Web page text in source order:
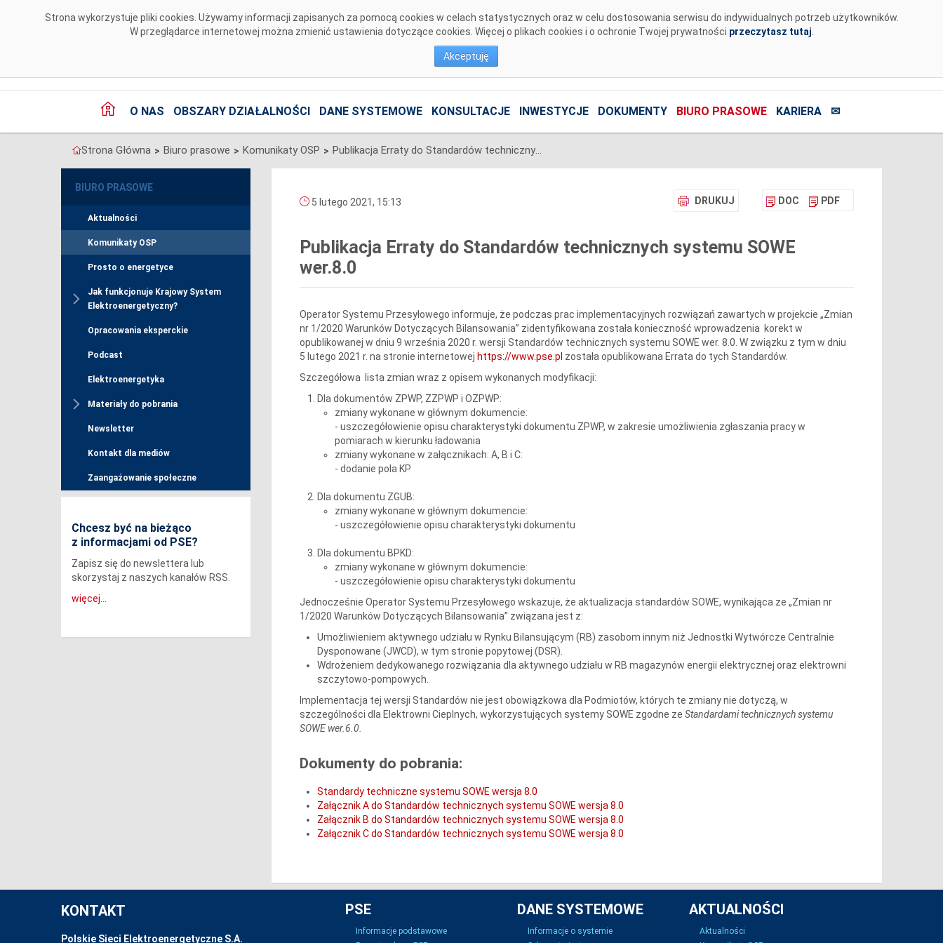
Strona wykorzystuje pliki cookies. Używamy informacji zapisanych za pomocą cookies w celach statystycznych oraz w celu dostosowania serwisu do indywidualnych potrzeb użytkowników.
W przeglądarce internetowej można zmienić ustawienia dotyczące cookies. Więcej o plikach cookies i o ochronie Twojej prywatności przeczytasz tutaj
Akceptuję
O NAS OBSZARY DZIAŁALNOŚCI DANE SYSTEMOWE KONSULTACJE INWESTYCJE DOKUMENTY BIURO PRASOWE KARIERA ✉
Strona Główna > Biuro prasowe > Komunikaty OSP > Publikacja Erraty do Standardów technicznych systemu SOWE wer.8.0
BIURO PRASOWE
Aktualności
Komunikaty OSP
Prosto o energetyce
Jak funkcjonuje Krajowy System
Elektroenergetyczny?
Opracowania eksperckie
Podcast
Elektroenergetyka
Materiały do pobrania
Newsletter
Kontakt dla mediów
Zaangażowanie społeczne
Chcesz być na bieżąco
z informacjami od PSE?
Zapisz się do newslettera lub
skorzystaj z naszych kanałów RSS.
więcej...
DRUKUJ DOC PDF
5 lutego 2021, 15:13
Publikacja Erraty do Standardów technicznych systemu SOWE
wer.8.0
Operator Systemu Przesyłowego informuje, że podczas prac implementacyjnych rozwiązań zawartych w projekcie „Zmian
nr 1/2020 Warunków Dotyczących Bilansowania” zidentyfikowana została konieczność wprowadzenia korekt w
opublikowanej w dniu 9 września 2020 r. wersji Standardów technicznych systemu SOWE wer. 8.0. W związku z tym w dniu
5 lutego 2021 r. na stronie internetowej https://www.pse.pl została opublikowana Errata do tych Standardów.
Szczegółowa lista zmian wraz z opisem wykonanych modyfikacji:
Dla dokumentów ZPWP, ZZPWP i OZPWP:
zmiany wykonane w głównym dokumencie:
- uszczegółowienie opisu charakterystyki dokumentu ZPWP, w zakresie umożliwienia zgłaszania pracy w
pomiarach w kierunku ładowania
zmiany wykonane w załącznikach: A, B i C:
- dodanie pola KP
Dla dokumentu ZGUB:
zmiany wykonane w głównym dokumencie:
- uszczegółowienie opisu charakterystyki dokumentu
Dla dokumentu BPKD:
zmiany wykonane w głównym dokumencie:
- uszczegółowienie opisu charakterystyki dokumentu
Jednocześnie Operator Systemu Przesyłowego wskazuje, że aktualizacja standardów SOWE, wynikająca ze „Zmian nr
1/2020 Warunków Dotyczących Bilansowania” związana jest z:
Umożliwieniem aktywnego udziału w Rynku Bilansującym (RB) zasobom innym niż Jednostki Wytwórcze Centralnie
Dysponowane (JWCD), w tym stronie popytowej (DSR).
Wdrożeniem dedykowanego rozwiązania dla aktywnego udziału w RB magazynów energii elektrycznej oraz elektrowni
szczytowo-pompowych.
Implementacja tej wersji Standardów nie jest obowiązkowa dla Podmiotów, których te zmiany nie dotyczą, w
szczególności dla Elektrowni Cieplnych, wykorzystujących systemy SOWE zgodne ze Standardami technicznych systemu
SOWE wer.6.0.
Dokumenty do pobrania:
Standardy techniczne systemu SOWE wersja 8.0
Załącznik A do Standardów technicznych systemu SOWE wersja 8.0
Załącznik B do Standardów technicznych systemu SOWE wersja 8.0
Załącznik C do Standardów technicznych systemu SOWE wersja 8.0
KONTAKT
Polskie Sieci Elektroenergetyczne S.A.
PSE
Informacje podstawowe
DANE SYSTEMOWE
Informacje o systemie
AKTUALNOŚCI
Aktualności